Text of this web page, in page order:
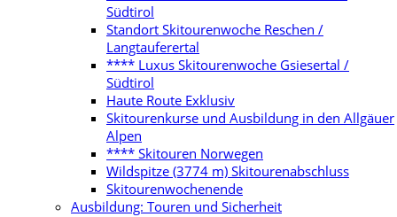
Südtirol
Standort Skitourenwoche Reschen /
Langtauferertal
**** Luxus Skitourenwoche Gsiesertal /
Südtirol
Haute Route Exklusiv
Skitourenkurse und Ausbildung in den Allgäuer
Alpen
**** Skitouren Norwegen
Wildspitze (3774 m) Skitourenabschluss
Skitourenwochenende
Ausbildung: Touren und Sicherheit